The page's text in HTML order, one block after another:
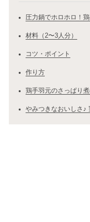
圧力鍋でホロホロ！
材料（2〜3人分）
コツ・ポイント
作り方
鶏手羽元のさっぱり
やみつきなおいしさ♪